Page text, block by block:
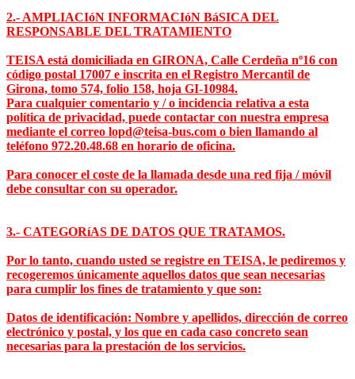
2.- AMPLIACIóN INFORMACIóN BáSICA DEL
RESPONSABLE DEL TRATAMIENTO
TEISA está domiciliada en GIRONA, Calle Cerdeña nº16 con
código postal 17007 e inscrita en el Registro Mercantil de
Girona, tomo 574, folio 158, hoja GI-10984.
Para cualquier comentario y / o incidencia relativa a esta
política de privacidad, puede contactar con nuestra empresa
mediante el correo lopd@teisa-bus.com o bien llamando al
teléfono 972.20.48.68 en horario de oficina.
Para conocer el coste de la llamada desde una red fija / móvil
debe consultar con su operador.
3.- CATEGORíAS DE DATOS QUE TRATAMOS.
Por lo tanto, cuando usted se registre en TEISA, le pediremos y
recogeremos únicamente aquellos datos que sean necesarias
para cumplir los fines de tratamiento y que son:
Datos de identificación: Nombre y apellidos, dirección de correo
electrónico y postal, y los que en cada caso concreto sean
necesarias para la prestación de los servicios.